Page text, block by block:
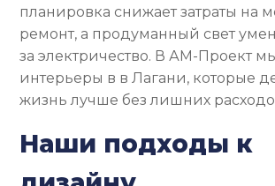
планировка снижает затраты на
ремонт, а продуманный свет
за электричество. В АМ-Проект
интерьеры в в Лагани, которые
жизнь лучше без лишних
Наши подходы к